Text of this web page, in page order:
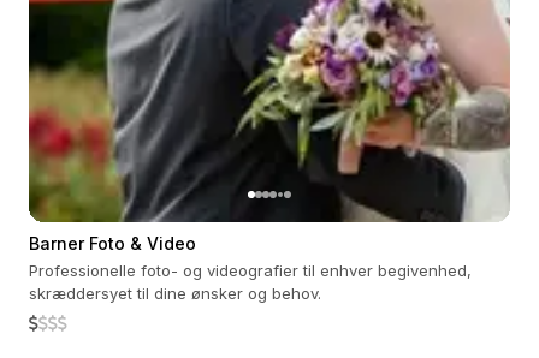
Barner Foto & Video
Professionelle foto- og videografier til enhver begivenhed,
skræddersyet til dine ønsker og behov.